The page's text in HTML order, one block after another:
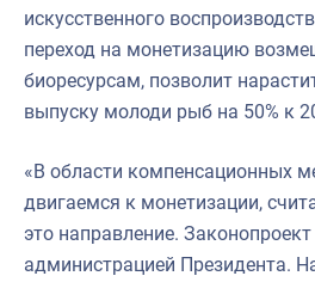
искусственного
переход на монетизацию
биоресурсам, позволит
выпуску молоди рыб на 50% к
«В области компенсационных
двигаемся к монетизации,
это направление.
администрацией Президента.